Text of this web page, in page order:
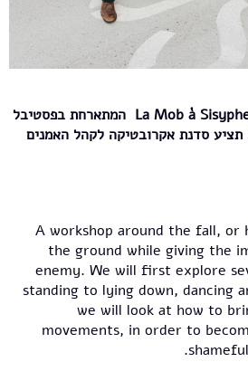
המתארחת בפסטיבל
סדנת אקרובטיקה לקהל האמנים
A workshop around the fall,
the ground while giving the
enemy. We will first explore
standing to lying down, dancing
we will look at how to
movements, in order to